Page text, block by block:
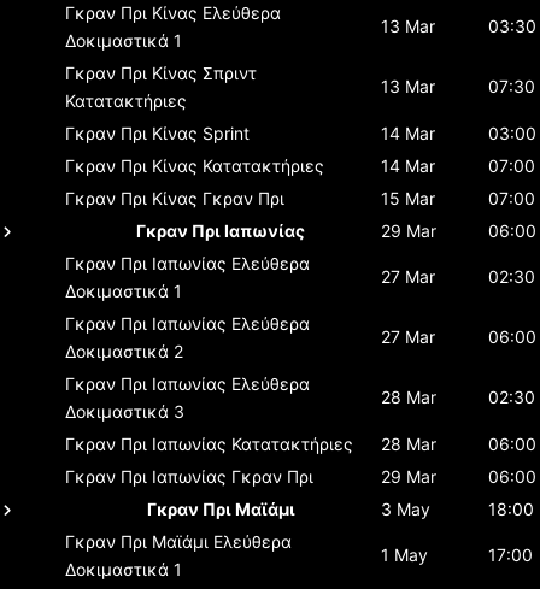
Γκραν Πρι Κίνας Ελεύθερα
Δοκιμαστικά 1
13 Mar 03:30
Γκραν Πρι Κίνας Σπριντ
Κατατακτήριες
13 Mar 07:30
Γκραν Πρι Κίνας Sprint 14 Mar
03:00
Γκραν Πρι Κίνας Κατατακτήριες 14 Mar
07:00
Γκραν Πρι Κίνας Γκραν Πρι 15 Mar
07:00
Γκραν Πρι Ιαπωνίας
29 Mar
06:00
Γκραν Πρι Ιαπωνίας Ελεύθερα
Δοκιμαστικά 1
27 Mar 02:30
Γκραν Πρι Ιαπωνίας Ελεύθερα
Δοκιμαστικά 2
27 Mar 06:00
Γκραν Πρι Ιαπωνίας Ελεύθερα
Δοκιμαστικά 3
28 Mar 02:30
Γκραν Πρι Ιαπωνίας Κατατακτήριες 28 Mar
06:00
Γκραν Πρι Ιαπωνίας Γκραν Πρι 29 Mar
06:00
Γκραν Πρι Μαϊάμι
3 May
18:00
Γκραν Πρι Μαϊάμι Ελεύθερα
Δοκιμαστικά 1
1 May 17:00